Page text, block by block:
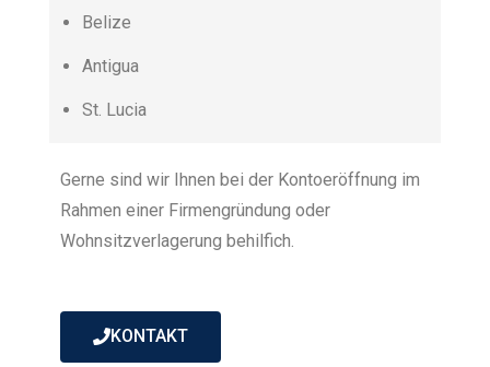
Belize
Antigua
St. Lucia
Gerne sind wir Ihnen bei der Kontoeröffnung im
Rahmen einer Firmengründung oder
Wohnsitzverlagerung behilfich.
KONTAKT